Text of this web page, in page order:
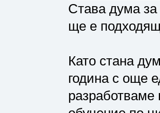
Става дума
ще е
Като стана
година с още
разработваме